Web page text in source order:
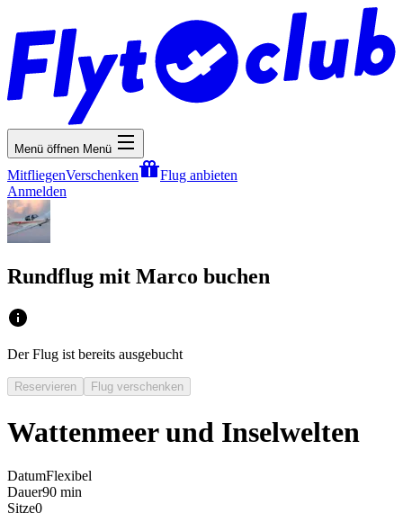
Menü öffnen Menü
MitfliegenVerschenken
Flug anbieten
Anmelden
Rundflug mit Marco buchen
Der Flug ist bereits ausgebucht
Reservieren Flug verschenken
Wattenmeer und Inselwelten
DatumFlexibel
Dauer90 min
Sitze0